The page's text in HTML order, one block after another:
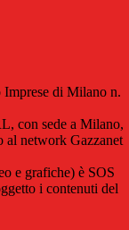
Imprese di Milano n.
con sede a Milano,
al network Gazzanet
e grafiche) è SOS
i contenuti del